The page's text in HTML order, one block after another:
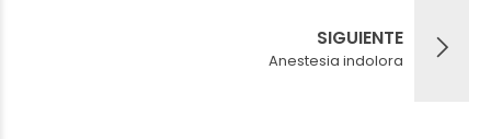
SIGUIENTE
Anestesia indolora